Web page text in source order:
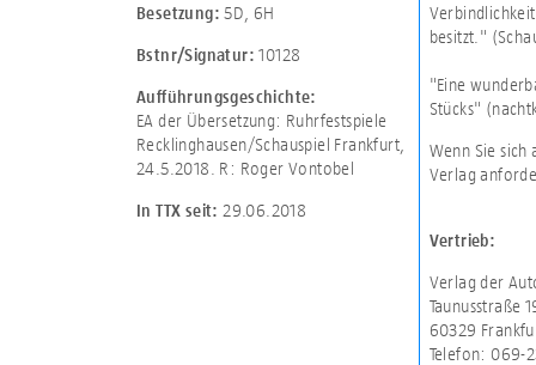
Besetzung: 5D 6H
Bstnr/Signatur: 10128
Aufführungsgeschichte:
EA der Übersetzung: Ruhrfestspiele
Recklinghausen/Schauspiel Frankfurt,
24.5.2018. R: Roger Vontobel
In TTX seit: 29.06.2018
besitzt."
"Eine
Stücks"
Wenn Sie sich
Verlag
Vertrieb:
Verlag der
Taunusstraße
60329
Telefon: 069-